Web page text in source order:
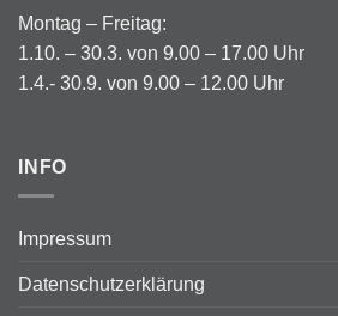
Montag – Freitag:
1.10. – 30.3. von 9.00 – 17.00 Uhr
1.4.- 30.9. von 9.00 – 12.00 Uhr
INFO
Impressum
Datenschutzerklärung